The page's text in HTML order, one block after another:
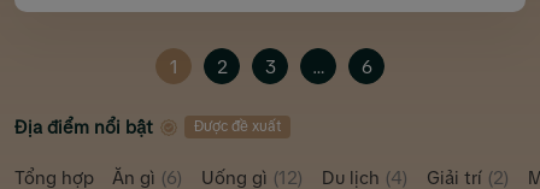
1 2 3 … 6
Địa điểm nổi bật Được đề xuất
Tổng hợp Ăn gì (6) Uống gì (12) Du lịch (4) Giải trí (2)